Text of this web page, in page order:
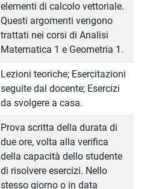
elementi di calcolo vettoriale.
Questi argomenti vengono
trattati nei corsi di Analisi
Matematica 1 e Geometria 1.
Lezioni teoriche; Esercitazioni
seguite dal docente; Esercizi
da svolgere a casa.
Prova scritta della durata di
due ore, volta alla verifica
della capacità dello studente
di risolvere esercizi. Nello
stesso giorno o in data